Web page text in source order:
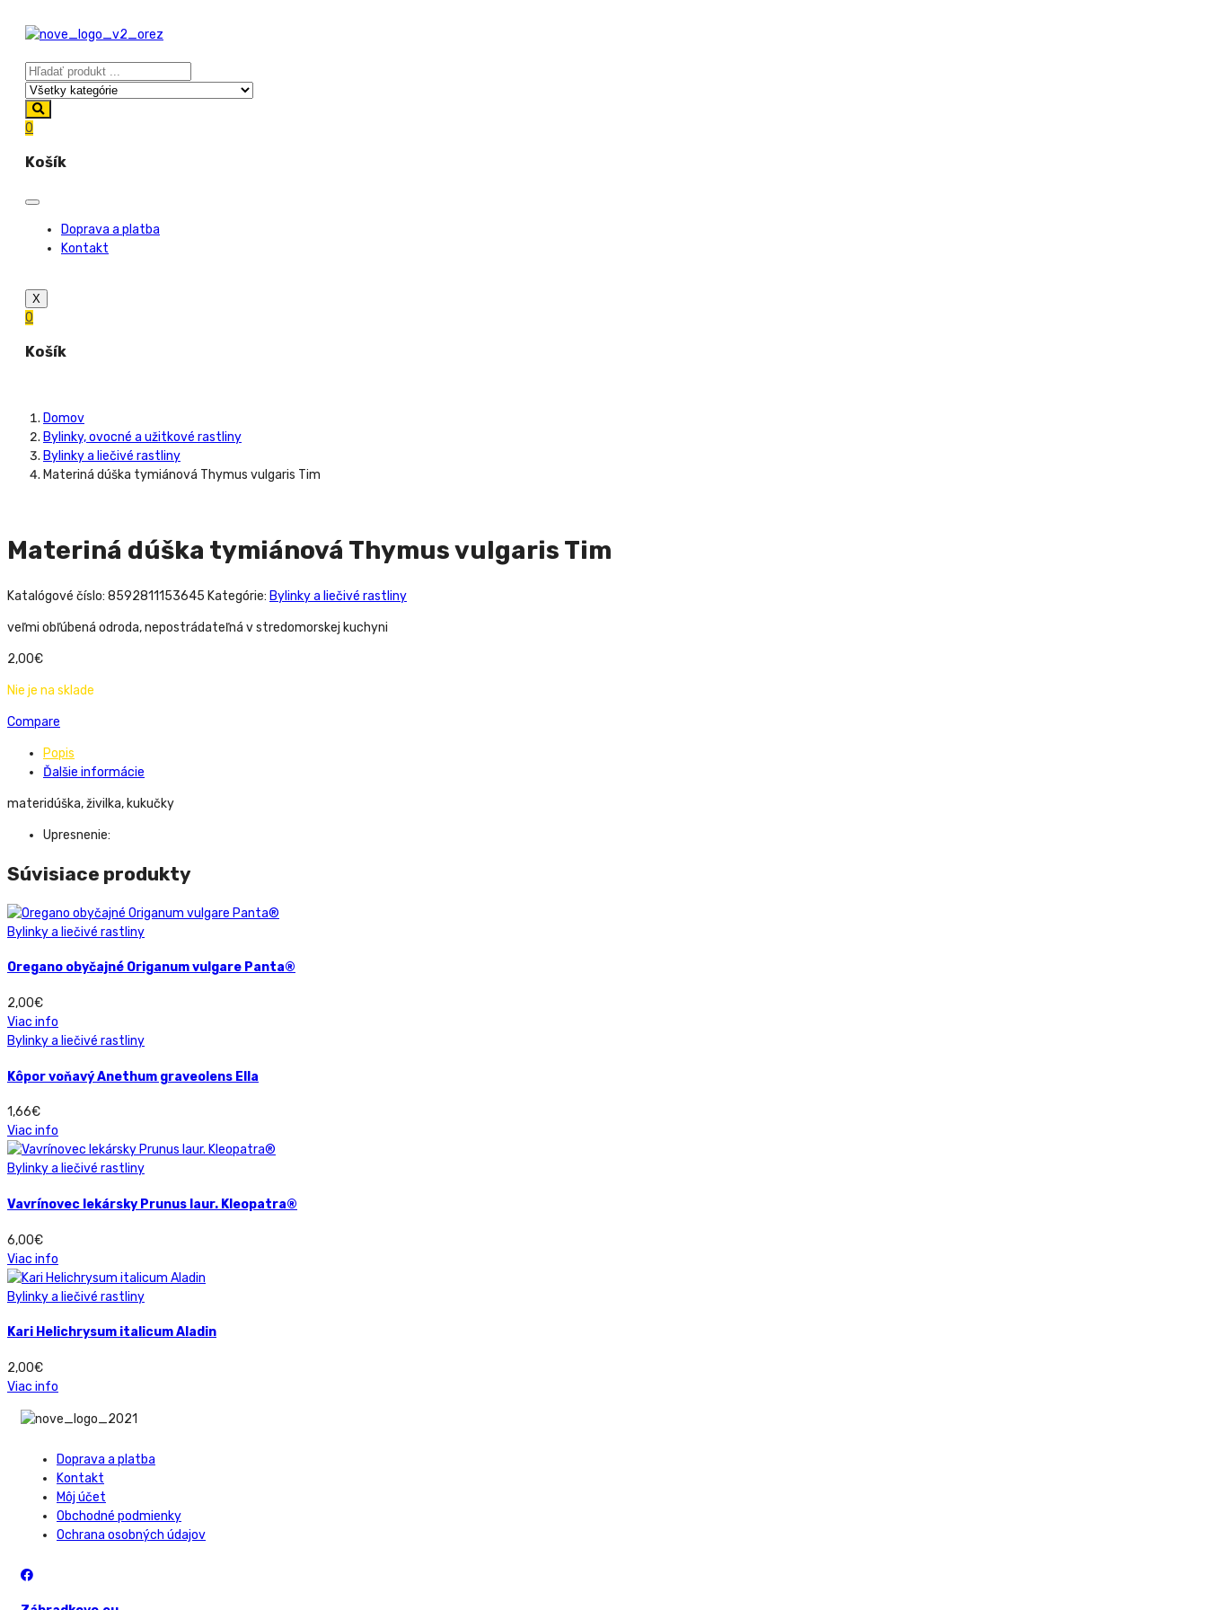
0
Košík
Doprava a platba
Kontakt
X
0
Košík
Domov
Bylinky, ovocné a užitkové rastliny
Bylinky a liečivé rastliny
Materiná dúška tymiánová Thymus vulgaris Tim
Materiná dúška tymiánová Thymus vulgaris Tim
Katalógové číslo: 8592811153645 Kategórie: Bylinky a liečivé rastliny
veľmi obľúbená odroda, nepostrádateľná v stredomorskej kuchyni
2,00€
Nie je na sklade
Compare
Popis
Ďalšie informácie
materidúška, živilka, kukučky
Upresnenie:
Súvisiace produkty
Bylinky a liečivé rastliny
Oregano obyčajné Origanum vulgare Panta®
2,00€
Viac info
Bylinky a liečivé rastliny
Kôpor voňavý Anethum graveolens Ella
1,66€
Viac info
Bylinky a liečivé rastliny
Vavrínovec lekársky Prunus laur. Kleopatra®
6,00€
Viac info
Bylinky a liečivé rastliny
Kari Helichrysum italicum Aladin
2,00€
Viac info
Doprava a platba
Kontakt
Môj účet
Obchodné podmienky
Ochrana osobných údajov